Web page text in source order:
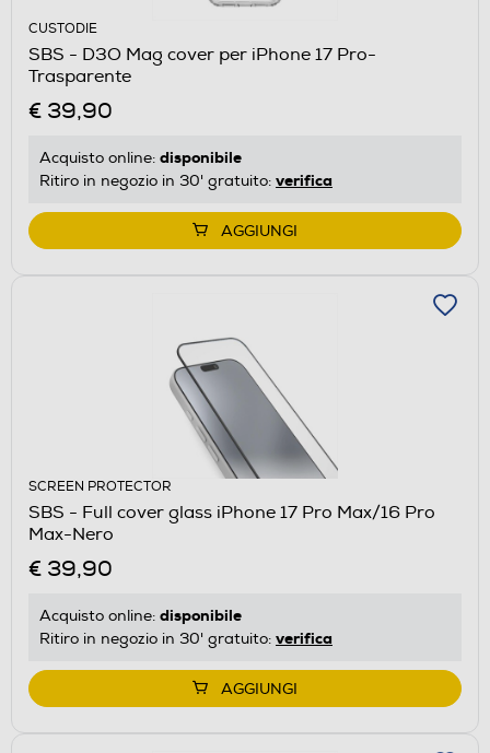
CUSTODIE
SBS - D3O Mag cover per iPhone 17 Pro-
Trasparente
€ 39,90
Acquisto online: disponibile
Ritiro in negozio in 30' gratuito: verifica
AGGIUNGI
SCREEN PROTECTOR
SBS - Full cover glass iPhone 17 Pro Max/16 Pro
Max-Nero
€ 39,90
Acquisto online: disponibile
Ritiro in negozio in 30' gratuito: verifica
AGGIUNGI